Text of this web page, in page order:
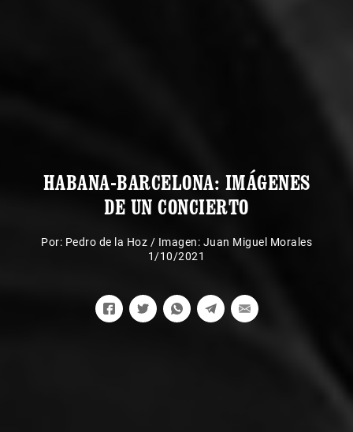
HABANA-BARCELONA: IMÁGENES
DE UN CONCIERTO
Por: Pedro de la Hoz / Imagen: Juan Miguel Morales
1/10/2021